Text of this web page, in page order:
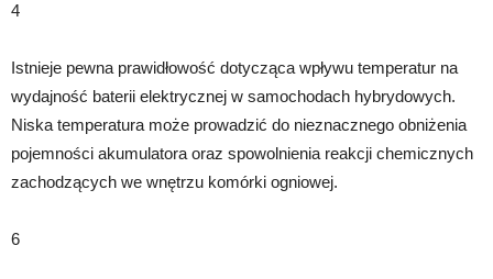
4
Istnieje pewna prawidłowość dotycząca wpływu temperatur na
wydajność baterii elektrycznej w samochodach hybrydowych.
Niska temperatura może prowadzić do nieznacznego obniżenia
pojemności akumulatora oraz spowolnienia reakcji chemicznych
zachodzących we wnętrzu komórki ogniowej.
6